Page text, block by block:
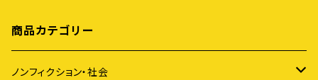
商品カテゴリー
ノンフィクション・社会